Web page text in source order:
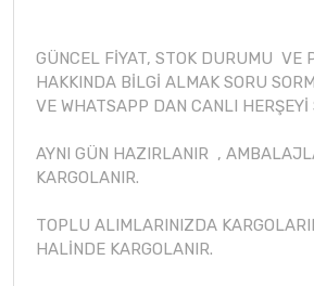
GÜNCEL FİYAT, STOK DURUMU VE
HAKKINDA BİLGİ ALMAK SORU
VE WHATSAPP DAN CANLI HERŞEYİ
AYNI GÜN HAZIRLANIR ,
KARGOLANIR.
TOPLU ALIMLARINIZDA
HALİNDE KARGOLANIR.